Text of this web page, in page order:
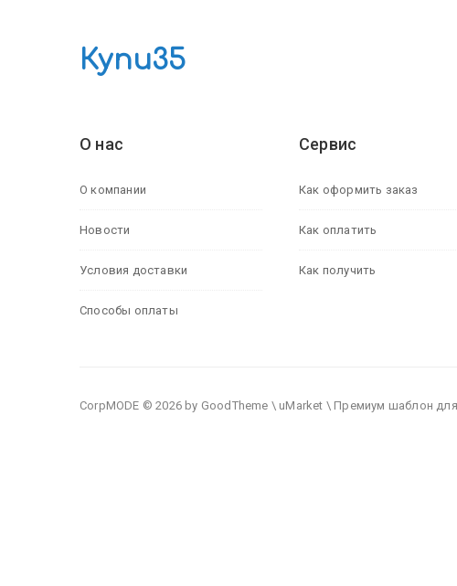
Купи35
О нас
О компании
Новости
Условия доставки
Способы оплаты
Сервис
Как оформить заказ
Как оплатить
Как получить
CorpMODE © 2026 by GoodTheme \ uMarket \ Премиум шаблон для